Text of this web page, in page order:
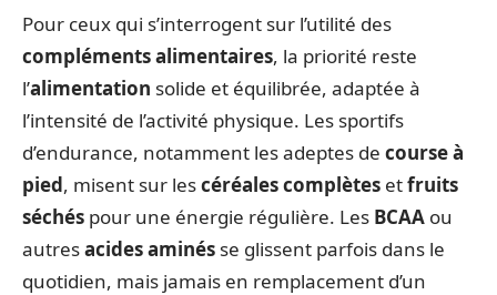
Pour ceux qui s’interrogent sur l’utilité des
compléments alimentaires, la priorité reste
l’alimentation solide et équilibrée, adaptée à
l’intensité de l’activité physique. Les sportifs
d’endurance, notamment les adeptes de course à
pied, misent sur lescéréales complètes etfruits
séchés pour une énergie régulière. Les BCAA ou
autresacides aminés se glissent parfois dans le
quotidien, mais jamais en remplacement d’un